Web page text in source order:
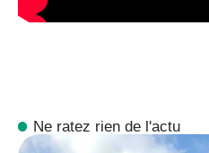
Ne ratez rien de l'actu